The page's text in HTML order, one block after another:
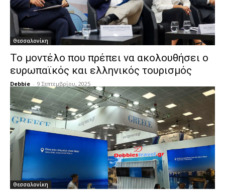
Θεσσαλονίκη
Το μοντέλο που πρέπει να ακολουθήσει ο
ευρωπαϊκός και ελληνικός τουρισμός
Debbie - 9 Σεπτεμβρίου, 2025
Θεσσαλονίκη